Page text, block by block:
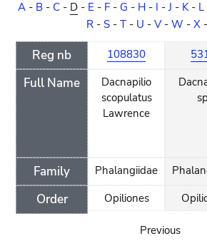
A- B- C- D- E - F- G - H- I -J - K- L
R - S - T - U - V- W - X -
Reg nb
Full Name
Family
Order
108830
Dacnapilio
scopulatus
Lawrence
Phalangiidae
Opiliones
Previous